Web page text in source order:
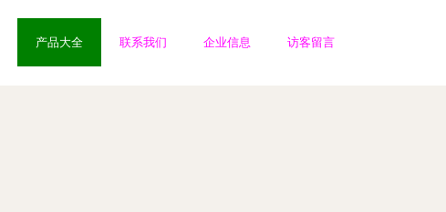
产品大全 联系我们 企业信息 访客留言